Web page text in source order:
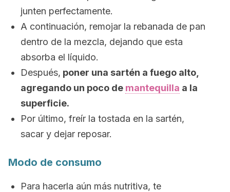
junten perfectamente.
A continuación, remojar la rebanada de pan
dentro de la mezcla, dejando que esta
absorba el líquido.
Después, poner una sartén a fuego alto,
agregando un poco de mantequilla a la
superficie.
Por último, freír la tostada en la sartén,
sacar y dejar reposar.
Modo de consumo
Para hacerla aún más nutritiva, te